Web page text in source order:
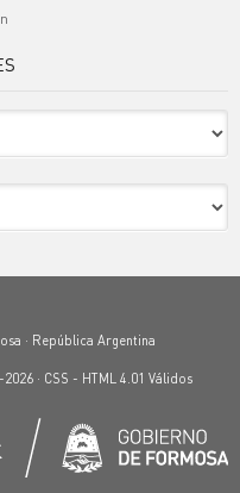
· República Argentina
· CSS - HTML 4.01 Válidos